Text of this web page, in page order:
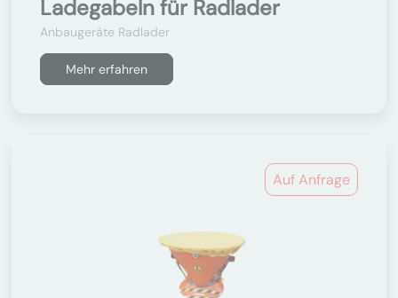
Ladegabeln für Radlader
Anbaugeräte Radlader
Mehr erfahren
Auf Anfrage